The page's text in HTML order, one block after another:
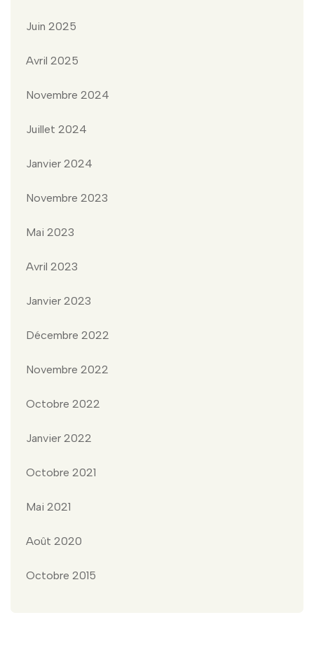
Juin 2025
Avril 2025
Novembre 2024
Juillet 2024
Janvier 2024
Novembre 2023
Mai 2023
Avril 2023
Janvier 2023
Décembre 2022
Novembre 2022
Octobre 2022
Janvier 2022
Octobre 2021
Mai 2021
Août 2020
Octobre 2015